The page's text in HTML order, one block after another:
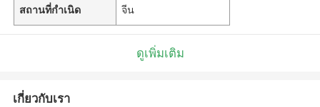
สถานที่กำเนิด จีน
ดูเพิ่มเติม
เกี่ยวกับเรา